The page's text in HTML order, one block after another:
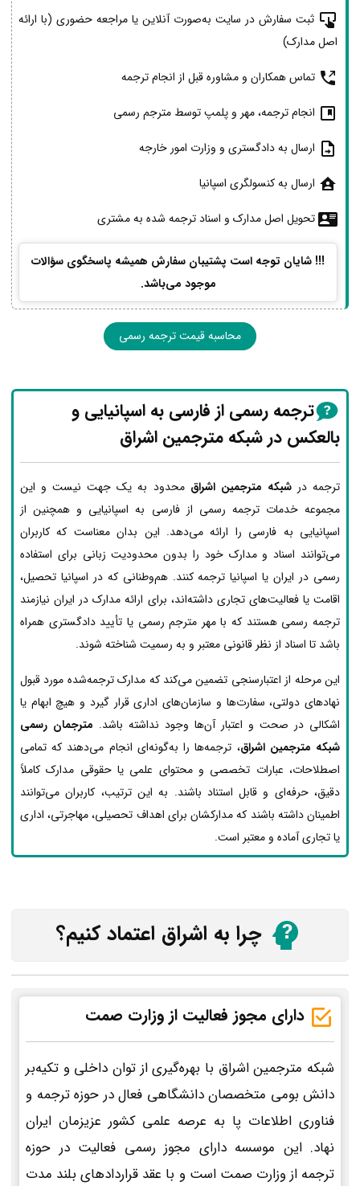
ثبت سفارش در سایت به‌صورت آنلاین یا مراجعه حضوری (با ارائه
اصل مدارک)
تماس همکاران و مشاوره قبل از انجام ترجمه
انجام ترجمه، مهر و پلمپ توسط مترجم رسمی
ارسال به دادگستری و وزارت امور خارجه
ارسال به کنسولگری اسپانیا
تحویل اصل مدارک و اسناد ترجمه شده به مشتری
!!! شایان توجه است پشتیبان سفارش همیشه پاسخگوی سؤالات
موجود می‌باشد.
محاسبه قیمت ترجمه رسمی
ترجمه رسمی از فارسی به اسپانیایی و
بالعکس در شبکه مترجمین اشراق
ترجمه درشبکه مترجمین اشراق محدود به یک جهت نیست و این
مجموعه خدمات ترجمه رسمی از فارسی به اسپانیایی و همچنین از
اسپانیایی به فارسی را ارائه می‌دهد. این بدان معناست که کاربران
می‌توانند اسناد و مدارک خود را بدون محدودیت زبانی برای استفاده
رسمی در ایران یا اسپانیا ترجمه کنند. هم‌وطنانی که در اسپانیا تحصیل،
اقامت یا فعالیت‌های تجاری داشته‌اند، برای ارائه مدارک در ایران نیازمند
ترجمه رسمی هستند که با مهر مترجم رسمی یا تأیید دادگستری همراه
باشد تا اسناد از نظر قانونی معتبر و به رسمیت شناخته شوند.
این مرحله از اعتبارسنجی تضمین می‌کند که مدارک ترجمه‌شده مورد قبول
نهادهای دولتی، سفارت‌ها و سازمان‌های اداری قرار گیرد و هیچ ابهام یا
اشکالی در صحت و اعتبار آن‌ها وجود نداشته باشد. مترجمان رسمی
شبکه مترجمین اشراق، ترجمه‌ها را به‌گونه‌ای انجام می‌دهند که تمامی
اصطلاحات، عبارات تخصصی و محتوای علمی یا حقوقی مدارک کاملاً
دقیق، حرفه‌ای و قابل استناد باشند. به این ترتیب، کاربران می‌توانند
اطمینان داشته باشند که مدارکشان برای اهداف تحصیلی، مهاجرتی، اداری
یا تجاری آماده و معتبر است.
چرا به اشراق اعتماد کنیم؟
دارای مجوز فعالیت از وزارت صمت
شبکه مترجمین اشراق با بهره‌گیری از توان داخلی و تکیه‌بر
دانش بومی متخصصان دانشگاهی فعال در حوزه ترجمه و
فناوری اطلاعات پا به عرصه علمی کشور عزیزمان ایران
نهاد. این موسسه دارای مجوز رسمی فعالیت در حوزه
ترجمه از وزارت صمت است و با عقد قراردادهای بلند مدت